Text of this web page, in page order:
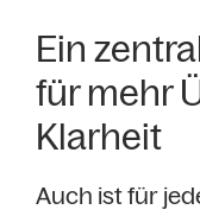
Ein
für mehr
Klarheit
Auch ist für